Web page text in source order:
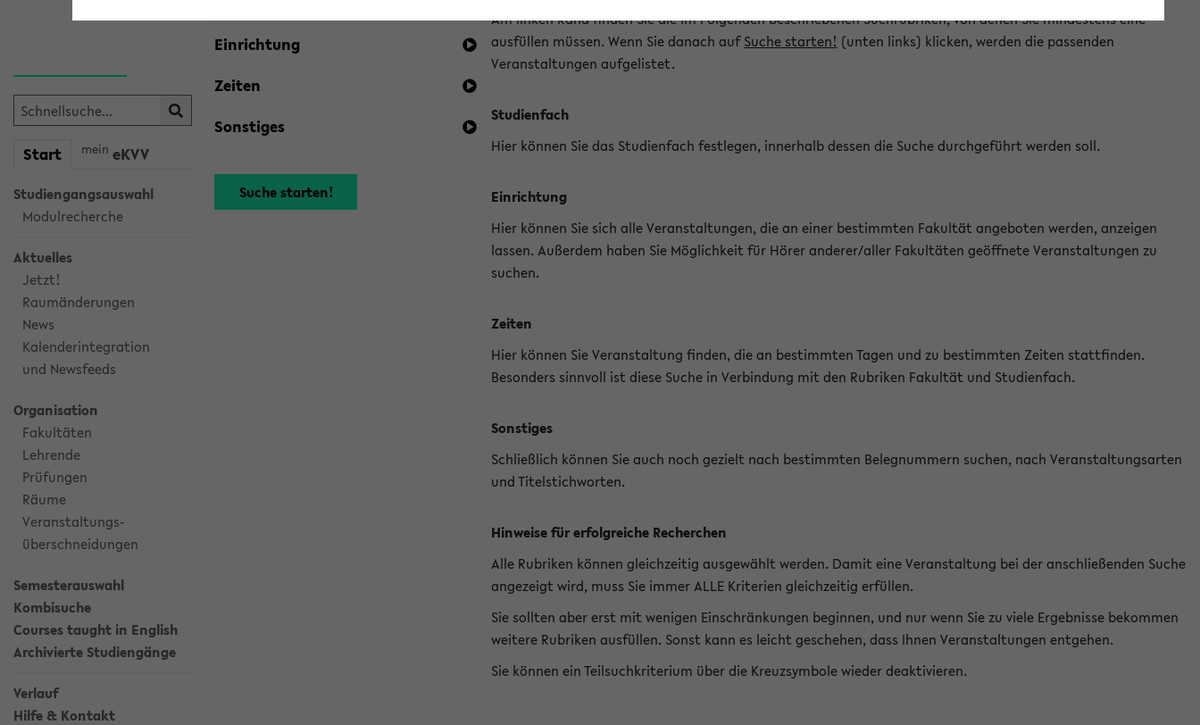
Start mein eKVV
Studiengangsauswahl
Modulrecherche
Aktuelles
Jetzt!
Raumänderungen
News
Kalenderintegration
und Newsfeeds
Organisation
Fakultäten
Lehrende
Prüfungen
Räume
Veranstaltungs-
überschneidungen
Semesterauswahl
Kombisuche
Courses taught in English
Archivierte Studiengänge
Verlauf
Hilfe & Kontakt
Einrichtung
Zeiten
Sonstiges
Am linken Rand finden Sie die im Folgenden beschriebenen Suchrubriken, von denen Sie mindestens eine
ausfüllen müssen. Wenn Sie danach aufSuche starten! (unten links) klicken, werden die passenden
Veranstaltungen aufgelistet.
Studienfach
Hier können Sie das Studienfach festlegen, innerhalb dessen die Suche durchgeführt werden soll.
Einrichtung
Hier können Sie sich alle Veranstaltungen, die an einer bestimmten Fakultät angeboten werden, anzeigen
lassen. Außerdem haben Sie Möglichkeit für Hörer anderer/aller Fakultäten geöffnete Veranstaltungen zu
suchen.
Zeiten
Hier können Sie Veranstaltung finden, die an bestimmten Tagen und zu bestimmten Zeiten stattfinden.
Besonders sinnvoll ist diese Suche in Verbindung mit den Rubriken Fakultät und Studienfach.
Sonstiges
Schließlich können Sie auch noch gezielt nach bestimmten Belegnummern suchen, nach Veranstaltungsarten
und Titelstichworten.
Hinweise für erfolgreiche Recherchen
Alle Rubriken können gleichzeitig ausgewählt werden. Damit eine Veranstaltung bei der anschließenden Suche
angezeigt wird, muss Sie immer ALLE Kriterien gleichzeitig erfüllen.
Sie sollten aber erst mit wenigen Einschränkungen beginnen, und nur wenn Sie zu viele Ergebnisse bekommen
weitere Rubriken ausfüllen. Sonst kann es leicht geschehen, dass Ihnen Veranstaltungen entgehen.
Sie können ein Teilsuchkriterium über die Kreuzsymbole wieder deaktivieren.